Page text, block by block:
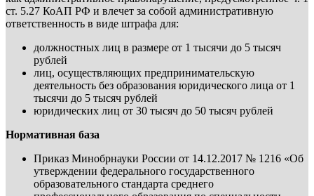
ст. 5.27 КоАП РФ и влечет за собой административную
ответственность в виде штрафа для:
должностных лиц в размере от 1 тысячи до 5 тысяч
рублей
лиц, осуществляющих предпринимательскую
деятельность без образования юридического лица от 1
тысячи до 5 тысяч рублей
юридических лиц от 30 тысяч до 50 тысяч рублей
Нормативная база
Приказ Минобрнауки России от 14.12.2017 № 1216 «Об
утверждении федерального государственного
образовательного стандарта среднего